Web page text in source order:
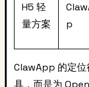
H5 轻
量方案
p
ClawApp 的定
具，而是为